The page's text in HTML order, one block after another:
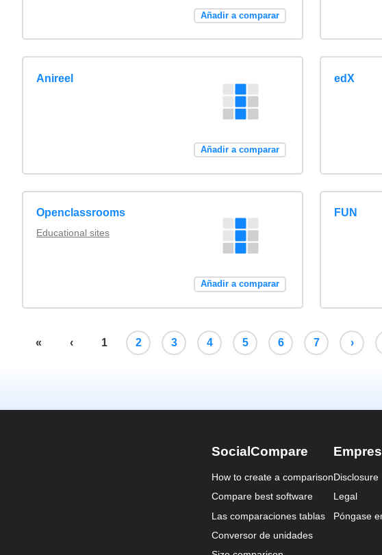
Añadir a comparar
Anireel
Añadir a comparar
edX
Openclassrooms
Educational sites
Añadir a comparar
FUN
« ‹ 1 2 3 4 5 6 7 ›
SocialCompare
How to create a comparison
Compare best software
Las comparaciones tablas
Conversor de unidades
Disclosure
Legal
Póngase